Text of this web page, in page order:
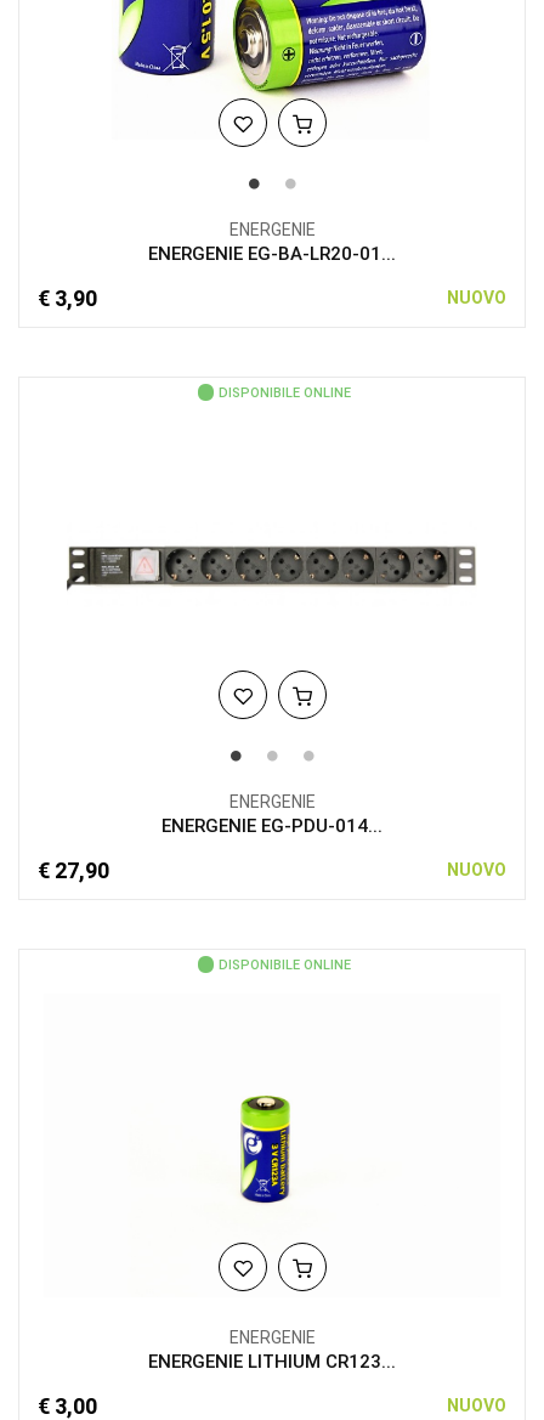
ENERGENIE
ENERGENIE EG-BA-LR20-01...
€ 3,90 NUOVO
DISPONIBILE ONLINE
ENERGENIE
ENERGENIE EG-PDU-014...
€ 27,90 NUOVO
DISPONIBILE ONLINE
ENERGENIE
ENERGENIE LITHIUM CR123...
€ 3,00 NUOVO